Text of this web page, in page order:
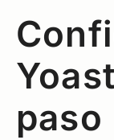
paso